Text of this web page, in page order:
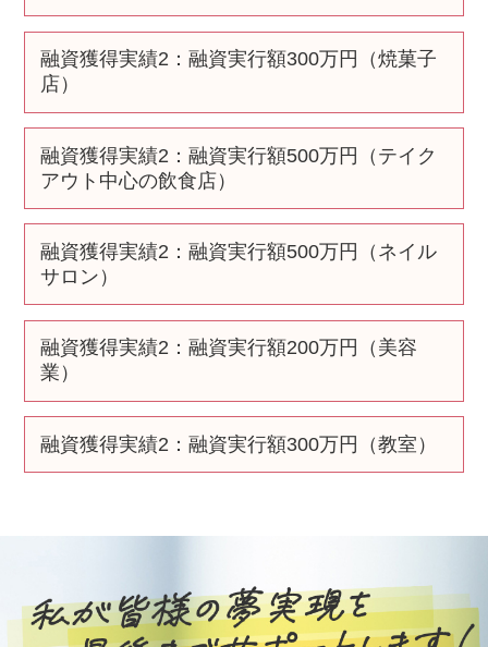
融資獲得実績2 ：融資実行額300万円（焼菓子
店）
融資獲得実績2 ：融資実行額500万円（テイク
アウト中心の飲食店）
融資獲得実績2 ：融資実行額500万円（ネイル
サロン）
融資獲得実績2 ：融資実行額200万円（美容
業）
融資獲得実績2 ：融資実行額300万円（教室）